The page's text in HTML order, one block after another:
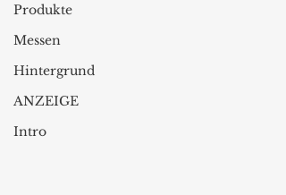
Produkte
Messen
Hintergrund
ANZEIGE
Intro